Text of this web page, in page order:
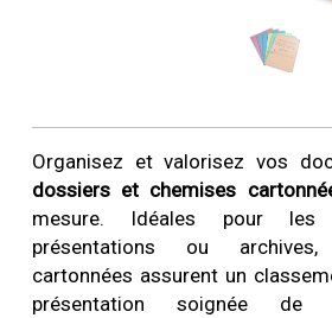
Organisez et valorisez vos
dossiers et chemises
mesure. Idéales pour les
présentations ou
cartonnées assurent un
présentation soignée de